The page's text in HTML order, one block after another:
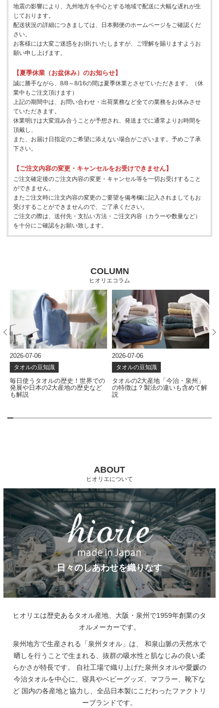
地震の影響により、九州地方を中心とする地域で配送に大幅な遅れが生
じております。
配送状況の詳細につきましては、日本郵便のホームページをご確認くだ
さい。
お客様には大変ご迷惑をお掛けいたしますが、ご理解を賜りますようお
願い申し上げます。
【夏季休業（お盆休み）のお知らせ】
誠に勝手ながら、8/8～8/16の間は夏季休業とさせていただきます。（休
業中もご注文頂けます）
上記の期間中は、お問い合わせ・出荷業務など全ての業務をお休みさせ
ていただきます。
休業明けは大変混み合うことが予想され、発送までに通常よりお時間を
頂戴し、
また、お届け日指定のご希望に添えない場合がございます。予めご了承
下さい。
【ご注文内容の変更・キャンセルをお受けできません】
ご注文確定後のご注文内容の変更・キャンセル等を一切お受けすること
ができません。
またご注文時に注文内容の変更のご要望を備考欄に記入されましてもお
受けすることができませんので、ご了承ください。
ご注文の際は、送付先・支払い方法・ご注文内容（カラーや数量など）
を十分にご確認をお願い致します。
COLUMN
ヒオリエコラム
2026-07-06
タオルの豆知識
タオルの2大産地「今治・泉州」
の特徴は？製法の違いも含めて解
説
2026-06-24
タオルの豆知識
タオルはどう作られる？使い心地
を左右する製造工程を解説
ABOUT
ヒオリエについて
日々のしあわせを織りなす
ヒオリエは歴史あるタオル産地、大阪・泉州で1959年創業のタ
オルメーカーです。
泉州地方で生産される「泉州タオル」は、
和泉山脈の天然水で
晒しを行うことで生まれる、抜群の吸水性と肌なじみの良い柔
らかさが特長です。
自社工場で織り上げた泉州タオルや愛媛の
今治タオルを中心に、寝具やベビーグッズ、マフラー、靴下な
ど 国内の各産地と協力し、全品日本製にこだわったファクトリ
ーブランドです。